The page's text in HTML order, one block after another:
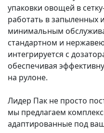
упаковки овощей в
работать в запыленных
минимальным
стандартном и
интегрируется с
обеспечивая
на рулоне.
Лидер Пак не просто
мы предлагаем
адаптированные под